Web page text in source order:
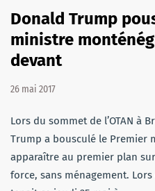
Donald Trump
ministre
devant
26 mai 2017
Lors du sommet de l’OTAN à
Trump a bousculé le Premier
apparaître au premier plan
force, sans ménagement.